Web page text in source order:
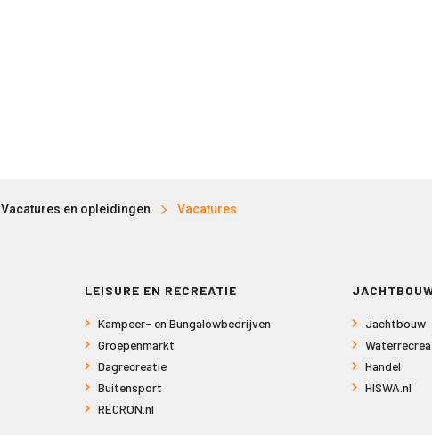
Vacatures en opleidingen Vacatures
LEISURE EN RECREATIE
Kampeer- en Bungalowbedrijven
Groepenmarkt
Dagrecreatie
Buitensport
RECRON.nl
Jachtbouw
Handel
HISWA.nl